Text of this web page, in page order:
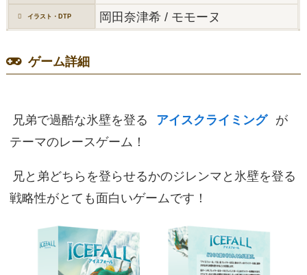
イラスト・DTP 岡田奈津希 / モモーヌ
ゲーム詳細
兄弟で過酷な氷壁を登る アイスクライミング
が
テーマのレースゲーム！
兄と弟どちらを登らせるかのジレンマと氷壁を登る
戦略性がとても面白いゲームです！